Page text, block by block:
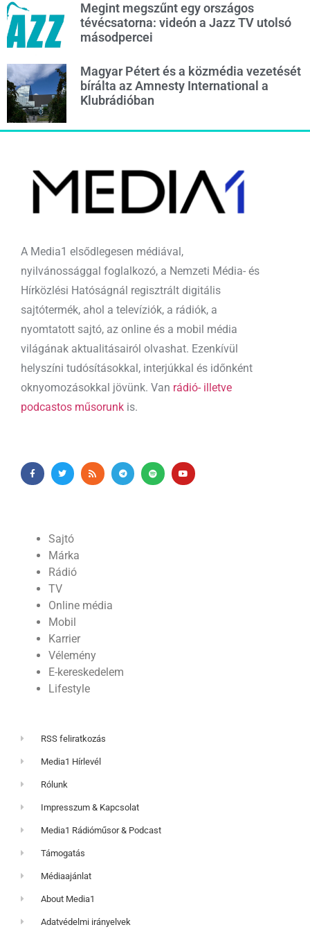
Megint megszűnt egy országos
tévécsatorna: videón a Jazz TV utolsó
másodpercei
Magyar Pétert és a közmédia vezetését
bírálta az Amnesty International a
Klubrádióban
A Media1 elsődlegesen médiával,
nyilvánossággal foglalkozó, a Nemzeti Média- és
Hírközlési Hatóságnál regisztrált digitális
sajtótermék, ahol a televíziók, a rádiók, a
nyomtatott sajtó, az online és a mobil média
világának aktualitásairól olvashat. Ezenkívül
helyszíni tudósításokkal, interjúkkal és időnként
oknyomozásokkal jövünk. Van rádió- illetve
podcastos műsorunk is.
Sajtó
Márka
Rádió
TV
Online média
Mobil
Karrier
Vélemény
E-kereskedelem
Lifestyle
RSS feliratkozás
Media1 Hírlevél
Rólunk
Impresszum & Kapcsolat
Media1 Rádióműsor & Podcast
Támogatás
Médiaajánlat
About Media1
Adatvédelmi irányelvek